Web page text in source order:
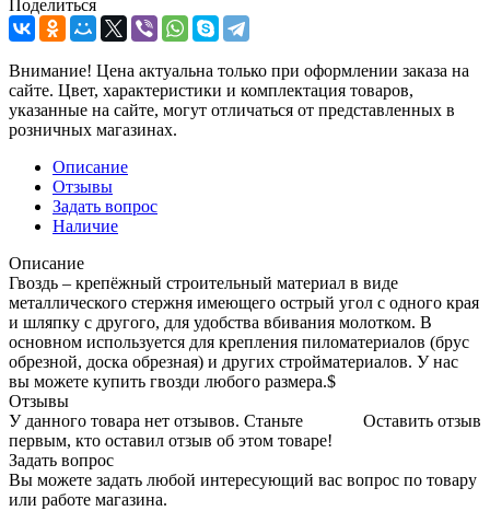
Поделиться
Внимание! Цена актуальна только при оформлении заказа на
сайте. Цвет, характеристики и комплектация товаров,
указанные на сайте, могут отличаться от представленных в
розничных магазинах.
Описание
Отзывы
Задать вопрос
Наличие
Описание
Гвоздь – крепёжный строительный материал в виде
металлического стержня имеющего острый угол с одного края
и шляпку с другого, для удобства вбивания молотком. В
основном используется для крепления пиломатериалов (брус
обрезной, доска обрезная) и других стройматериалов. У нас
вы можете купить гвозди любого размера.$
Отзывы
Оставить отзыв
У данного товара нет отзывов. Станьте
первым, кто оставил отзыв об этом товаре!
Задать вопрос
Вы можете задать любой интересующий вас вопрос по товару
или работе магазина.